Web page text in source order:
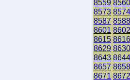
8559 8560
8573 8574
8587 8588
8601 8602
8615 8616
8629 8630
8643 8644
8657 8658
8671 8672